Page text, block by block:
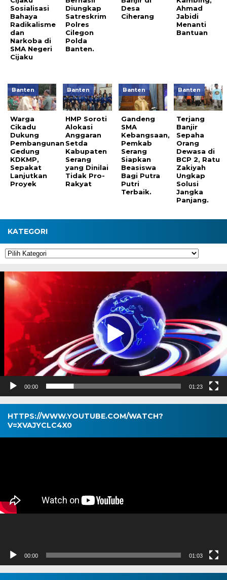
Sosialisasi
Bahaya
Radikalisme
dan
Narkoba di
SMA Negeri
Cijaku
Diungkap
Satreskrim
Polres
Cilegon
Polda
Banten.
Desa
Ciherang
Ahmad
Jabidi
Menanti
Bantuan
Banten
Warga
Cikadu
Dukung
Pembangunan
Gedung
KDKMP,
Sepakat
Lanjutkan
Proyek
Banten
HMP Soroti
Alokasi
Anggaran
Setda
Kabupaten
Serang
yang Dinilai
Tidak Pro-
Rakyat
Banten
Gandeng
SMA
Kebangsaan,
Pemkab
Serang
Siapkan
Beasiswa
Bagi Putra
Putri
Terbaik.
Banten
Terjang
Banjir
Sepaha
Orang
Dewasa di
BCP 2, Ratu
Zakiyah
Ungkap
Solusi
Jangka
Panjang.
KATEGORI
Kategori
Pemutar
Video
00:00 01:23
HTTPS://WWW.YOUTUBE.COM/WATCH?
V=XVAJYCLC4X0
Pemutar
00:00 01:03